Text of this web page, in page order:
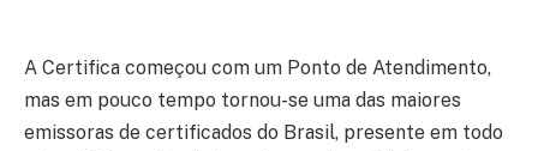
A Certifica começou com um Ponto de Atendimento,
mas em pouco tempo tornou-se uma das maiores
emissoras de certificados do Brasil, presente em todo